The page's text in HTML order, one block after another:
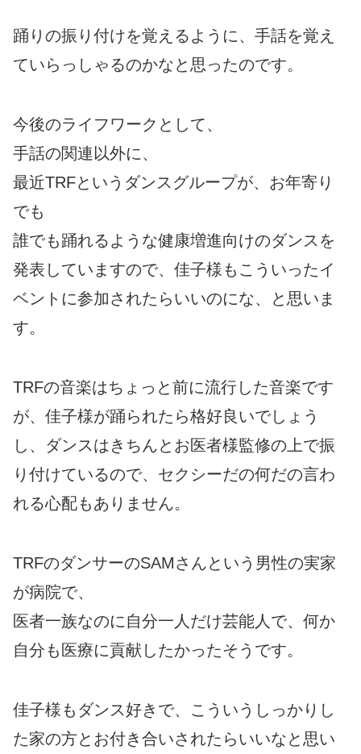
踊りの振り付けを覚えるように、手話を覚え
ていらっしゃるのかなと思ったのです。
今後のライフワークとして、
手話の関連以外に、
最近TRFというダンスグループが、お年寄り
でも
誰でも踊れるような健康増進向けのダンスを
発表していますので、佳子様もこういったイ
ベントに参加されたらいいのにな、と思いま
す。
TRFの音楽はちょっと前に流行した音楽です
が、佳子様が踊られたら格好良いでしょう
し、ダンスはきちんとお医者様監修の上で振
り付けているので、セクシーだの何だの言わ
れる心配もありません。
TRFのダンサーのSAMさんという男性の実家
が病院で、
医者一族なのに自分一人だけ芸能人で、何か
自分も医療に貢献したかったそうです。
佳子様もダンス好きで、こういうしっかりし
た家の方とお付き合いされたらいいなと思い